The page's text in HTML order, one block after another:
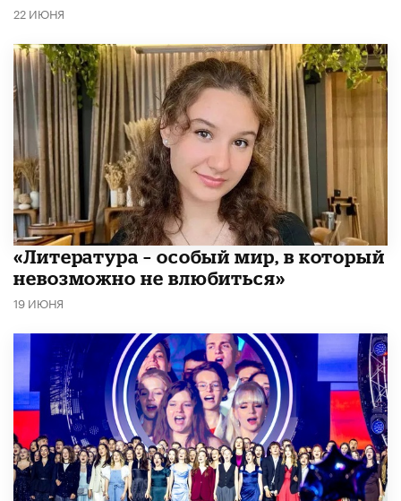
22 ИЮНЯ
​«Литература – особый мир, в который
невозможно не влюбиться»
19 ИЮНЯ